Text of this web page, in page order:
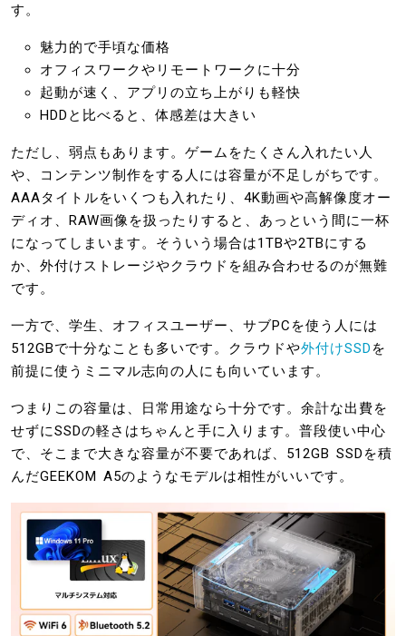
す。
魅力的で手頃な価格
オフィスワークやリモートワークに十分
起動が速く、アプリの立ち上がりも軽快
HDDと比べると、体感差は大きい
ただし、弱点もあります。ゲームをたくさん入れたい人
や、コンテンツ制作をする人には容量が不足しがちです。
AAAタイトルをいくつも入れたり、4K動画や高解像度オー
ディオ、RAW画像を扱ったりすると、あっという間に一杯
になってしまいます。そういう場合は1TBや2TBにする
か、外付けストレージやクラウドを組み合わせるのが無難
です。
一方で、学生、オフィスユーザー、サブPCを使う人には
512GBで十分なことも多いです。クラウドや外付けSSD を
前提に使うミニマル志向の人にも向いています。
つまりこの容量は、日常用途なら十分です。余計な出費を
せずにSSDの軽さはちゃんと手に入ります。普段使い中心
で、そこまで大きな容量が不要であれば、512GB SSDを積
んだGEEKOM A5のようなモデルは相性がいいです。